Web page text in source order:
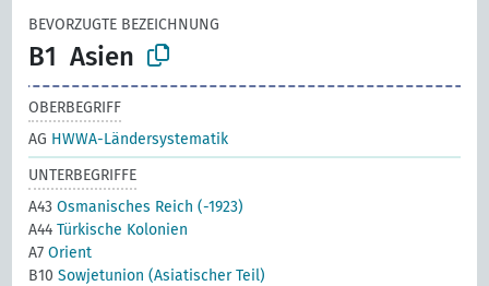
BEVORZUGTE BEZEICHNUNG
B1 Asien
OBERBEGRIFF
AG HWWA-Ländersystematik
UNTERBEGRIFFE
A43Osmanisches Reich (-1923)
A44Türkische Kolonien
A7Orient
B10Sowjetunion (Asiatischer Teil)